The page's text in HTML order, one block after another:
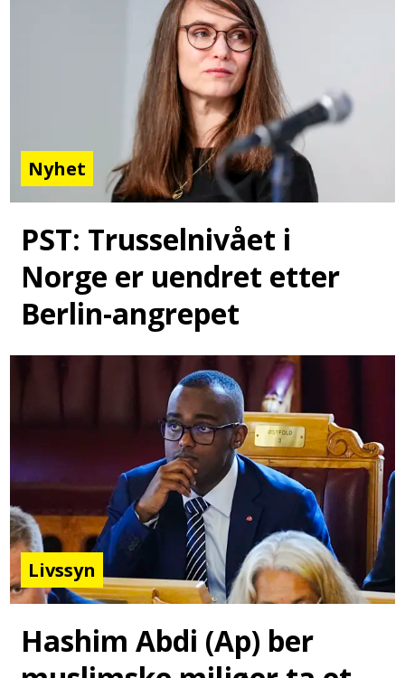
Nyhet
PST: Trusselnivået i
Norge er uendret etter
Berlin-angrepet
Livssyn
Hashim Abdi (Ap) ber